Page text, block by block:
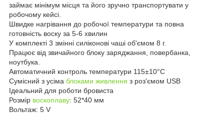
займає мінімум місця та його зручно транспортувати у
робочому кейсі.
Швидке нагрівання до робочої температури та повна
готовність воску за 5-6 хвилин
У комплекті 3 змінні силіконові чаші об'ємом 8 г.
Працює від звичайного блоку заряджання, повербанка,
ноутбука.
Автоматичний контроль температури 115±10°C
Сумісний з усіма блоками живлення з роз'ємом USB
Ідеальний для роботи бровиста
Розмір воскоплаву: 52*40 мм
Вольтаж: 5 V